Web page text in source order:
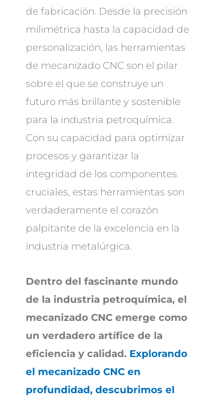
de fabricación. Desde la precisión
milimétrica hasta la capacidad de
personalización, las herramientas
de mecanizado CNC son el pilar
sobre el que se construye un
futuro más brillante y sostenible
para la industria petroquímica.
Con su capacidad para optimizar
procesos y garantizar la
integridad de los componentes
cruciales, estas herramientas son
verdaderamente el corazón
palpitante de la excelencia en la
industria metalúrgica.
Dentro del fascinante mundo
de la industria petroquímica, el
mecanizado CNC emerge como
un verdadero artífice de la
eficiencia y calidad. Explorando
el mecanizado CNC en
profundidad, descubrimos el